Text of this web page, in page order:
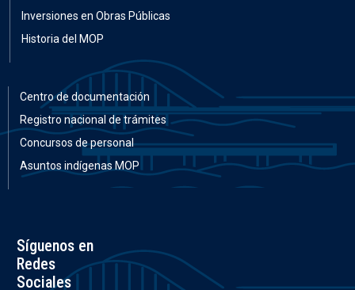
Inversiones en Obras Públicas
Historia del MOP
Centro de documentación
Registro nacional de trámites
Concursos de personal
Asuntos indígenas MOP
Síguenos en
Redes
Sociales